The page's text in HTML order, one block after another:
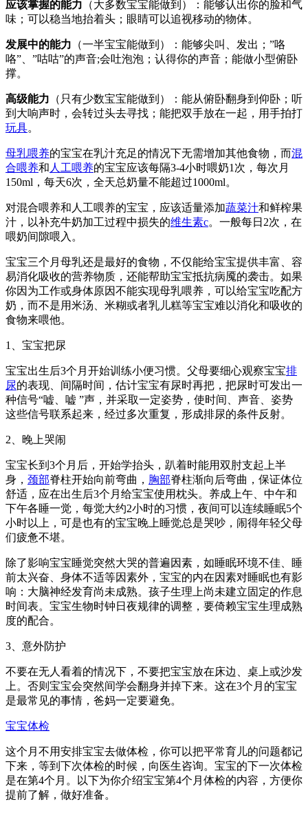
应该掌握的能力 （大多数宝宝能做到）：能够认出你的脸和气
味；可以稳当地抬着头；眼睛可以追视移动的物体。
发展中的能力 （一半宝宝能做到）：能够尖叫、发出；”咯
咯”、”咕咕”的声音;会吐泡泡；认得你的声音；能做小型俯卧
撑。
高级能力 （只有少数宝宝能做到）：能从俯卧翻身到仰卧；听
到大响声时，会转过头去寻找；能把双手放在一起，用手拍打
玩具。
母乳喂养的宝宝在乳汁充足的情况下无需增加其他食物，而混
合喂养和 人工喂养的宝宝应该每隔3-4小时喂奶1次，每次月
150ml，每天6次，全天总奶量不能超过1000ml。
对混合喂养和人工喂养的宝宝，应该适量添加蔬菜汁和鲜榨果
汁，以补充牛奶加工过程中损失的维生素c。一般每日2次，在
喂奶间隙喂入。
宝宝三个月母乳还是最好的食物，不仅能给宝宝提供丰富、容
易消化吸收的营养物质，还能帮助宝宝抵抗病魇的袭击。如果
你因为工作或身体原因不能实现母乳喂养，可以给宝宝吃配方
奶，而不是用米汤、米糊或者乳儿糕等宝宝难以消化和吸收的
食物来喂他。
1、宝宝把尿
宝宝出生后3个月开始训练小便习惯。父母要细心观察宝宝排
尿的表现、间隔时间，估计宝宝有尿时再把，把尿时可发出一
种信号“嘘、嘘 ”声，并采取一定姿势，使时间、声音、姿势
这些信号联系起来，经过多次重复，形成排尿的条件反射。
2、晚上哭闹
宝宝长到3个月后，开始学抬头，趴着时能用双肘支起上半
身， 颈部脊柱开始向前弯曲， 胸部脊柱渐向后弯曲，保证体位
舒适，应在出生后3个月给宝宝使用枕头。养成上午、中午和
下午各睡一觉，每觉大约2小时的习惯，夜间可以连续睡眠5个
小时以上，可是也有的宝宝晚上睡觉总是哭吵，闹得年轻父母
们疲惫不堪。
除了影响宝宝睡觉突然大哭的普遍因素，如睡眠环境不佳、睡
前太兴奋、身体不适等因素外，宝宝的内在因素对睡眠也有影
响：大脑神经发育尚未成熟。孩子生理上尚未建立固定的作息
时间表。宝宝生物时钟日夜规律的调整，要倚赖宝宝生理成熟
度的配合。
3、意外防护
不要在无人看着的情况下，不要把宝宝放在床边、桌上或沙发
上。否则宝宝会突然间学会翻身并掉下来。这在3个月的宝宝
是最常见的事情，爸妈一定要避免。
宝宝体检
这个月不用安排宝宝去做体检，你可以把平常育儿的问题都记
下来，等到下次体检的时候，向医生咨询。宝宝的下一次体检
是在第4个月。以下为你介绍宝宝第4个月体检的内容，方便你
提前了解，做好准备。